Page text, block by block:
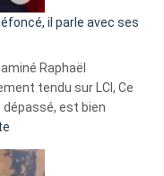
«
C’est
fake
news
»
il parle avec ses
Raphaël
tendu sur LCI, Ce
dépassé, est bien
Tegnér